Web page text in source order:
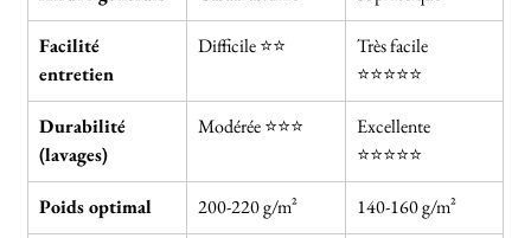
Facilité
entretien
Difficile ⭐⭐
Très facile
⭐⭐⭐⭐⭐
Durabilité
(lavages)
Modérée ⭐⭐⭐
Excellente
⭐⭐⭐⭐⭐
Poids optimal 200-220 g/m² 140-160 g/m²